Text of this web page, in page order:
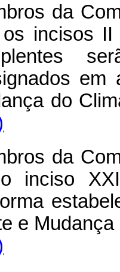
da
os incisos
do
da
inciso
e